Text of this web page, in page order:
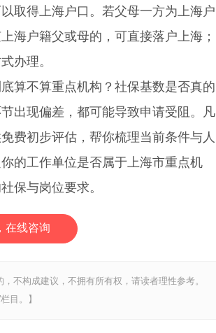
得上海户口。若父母一方为上海户
海户籍父或母的，可直接落户上海；
办理。
不算重点机构？社保基数是否真的
出现偏差，都可能导致申请受阻。凡
费初步评估，帮你梳理当前条件与人
的工作单位是否属于上海市重点机
保与岗位要求。
在线咨询
不构成建议，不拥有所有权，请读者理性参考。
目。】